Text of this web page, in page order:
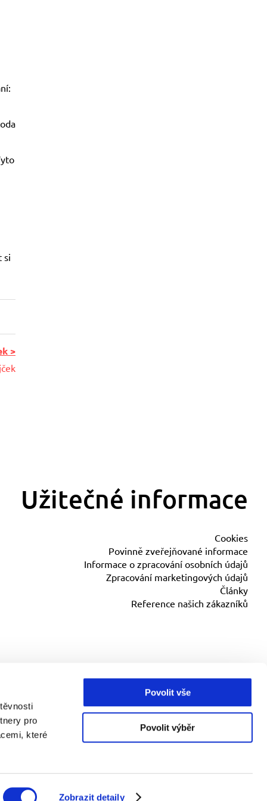
pro
které
Zobrazit detaily
Povolit vše
Povolit výběr
si
>
Užitečné informace
Cookies
Povinně zveřejňované informace
Informace o zpracování osobních údajů
Zpracování marketingových údajů
Články
Reference našich zákazníků
VRÁTIT SE NAHORU